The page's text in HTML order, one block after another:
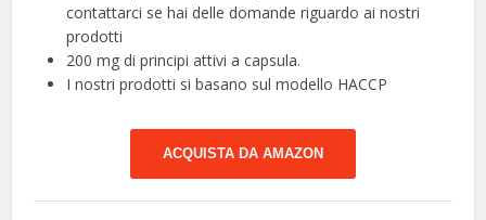
contattarci se hai delle domande riguardo ai nostri
prodotti
200 mg di principi attivi a capsula.
I nostri prodotti si basano sul modello HACCP
ACQUISTA DA AMAZON